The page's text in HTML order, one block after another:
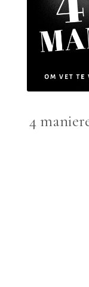
4